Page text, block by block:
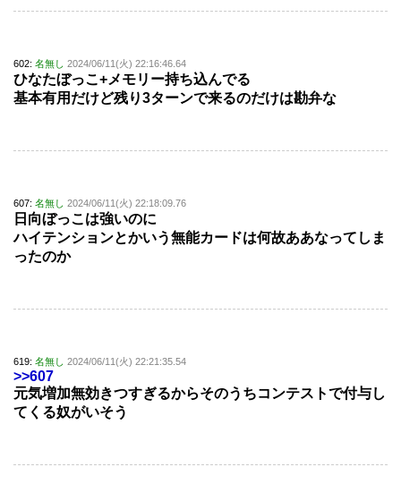
602: 名無し 2024/06/11(火) 22:16:46.64
ひなたぼっこ+メモリー持ち込んでる
基本有用だけど残り3ターンで来るのだけは勘弁な
607: 名無し 2024/06/11(火) 22:18:09.76
日向ぼっこは強いのに
ハイテンションとかいう無能カードは何故ああなってしま
ったのか
619: 名無し 2024/06/11(火) 22:21:35.54
>>607
元気増加無効きつすぎるからそのうちコンテストで付与し
てくる奴がいそう